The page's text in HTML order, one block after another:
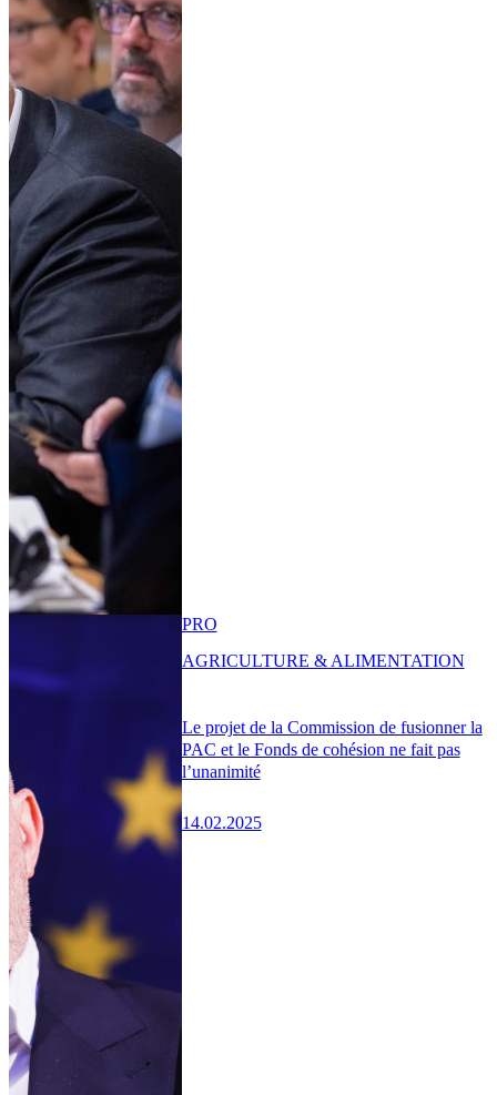
Le projet de la Commission de fusionner la
PAC et le Fonds de cohésion ne fait pas
l’unanimité
14.02.2025
PRO
AGRICULTURE & ALIMENTATION